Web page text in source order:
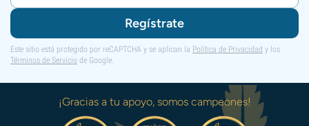
Regístrate
Este sitio está protegido por reCAPTCHA y se aplican la Política de Privacidad y los
Términos de Servicio de Google.
¡Gracias a tu apoyo, somos campeones!